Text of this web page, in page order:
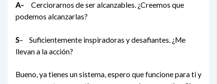
A-
Cerciorarnos de ser alcanzables. ¿Creemos que
podemos alcanzarlas?
S– Suficientemente inspiradoras y desafiantes. ¿Me
llevan a la acción?
Bueno, ya tienes un sistema, espero que funcione para ti y